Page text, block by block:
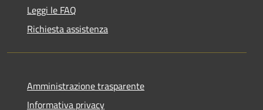
Leggi le FAQ
Richiesta assistenza
Amministrazione trasparente
Informativa privacy